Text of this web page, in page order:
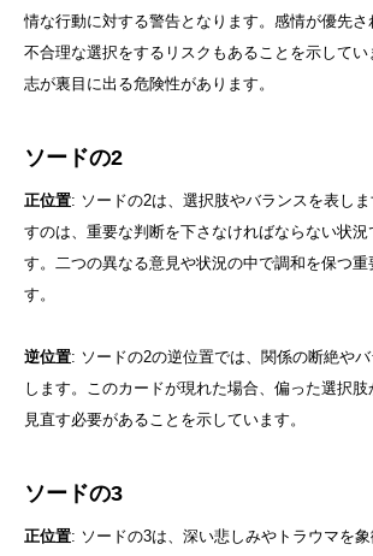
情な行動に対する警告となります。感情が優先さ
不合理な選択をするリスクもあることを示して
志が裏目に出る危険性があります。
ソードの2
正位置: ソードの2は、選択肢やバランスを表し
すのは、重要な判断を下さなければならない状
す。二つの異なる意見や状況の中で調和を保つ重
す。
逆位置: ソードの2の逆位置では、関係の断絶や
します。このカードが現れた場合、偏った選択
見直す必要があることを示しています。
ソードの3
正位置: ソードの3は、深い悲しみやトラウマを象